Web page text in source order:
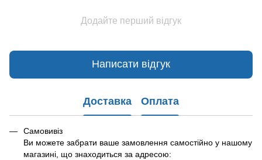
Додайте перший відгук
Написати відгук
Доставка Оплата
Самовивіз
Ви можете забрати ваше замовлення самостійно у нашому
магазині, що знаходиться за адресою: